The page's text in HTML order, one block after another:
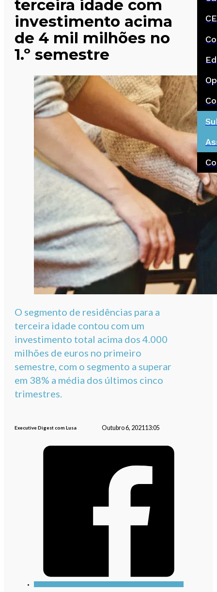
terceira idade com
investimento acima
de 4 mil milhões no
1.º semestre
O segmento de residências para a
terceira idade contou com um
investimento total acima dos 4.000
milhões de euros no primeiro
semestre, com o segmento a superar
em 38% a média dos últimos cinco
trimestres.
Executive Digest com Lusa Outubro 6, 2021 13:05